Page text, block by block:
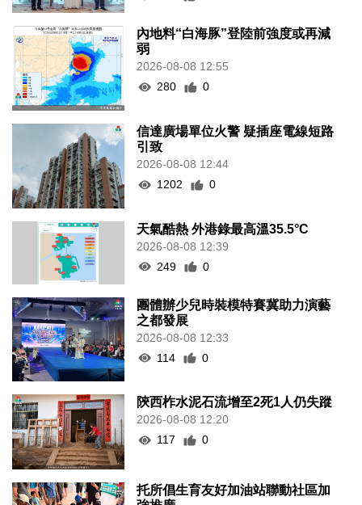
內地料“白海豚”登陸前強度或再減
弱
2026-08-08 12:55
280
0
信達廣場單位火警 疑插座電線短路
引致
2026-08-08 12:44
1202
0
天氣酷熱 外港錄最高溫35.5°C
2026-08-08 12:39
249
0
團體辦少兒時裝模特賽冀助力演藝
之都發展
2026-08-08 12:33
114
0
陝西柞水泥石流增至2死1人仍失蹤
2026-08-08 12:20
117
0
托所倡生育友好加油站聯動社區加